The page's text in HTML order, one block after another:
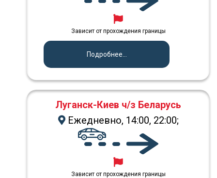
Зависит от прохождения границы
Подробнее...
Луганск-Киев ч/з Беларусь
Ежедневно, 14:00, 22:00;
Зависит от прохождения границы